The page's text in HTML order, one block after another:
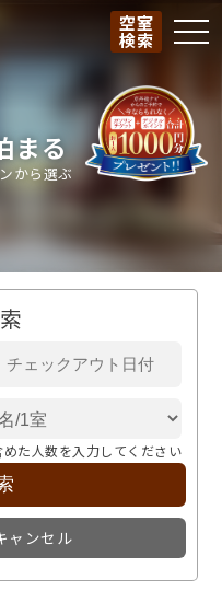
空室
検索
まる
から選ぶ
めた人数を入力してください
ャンセル